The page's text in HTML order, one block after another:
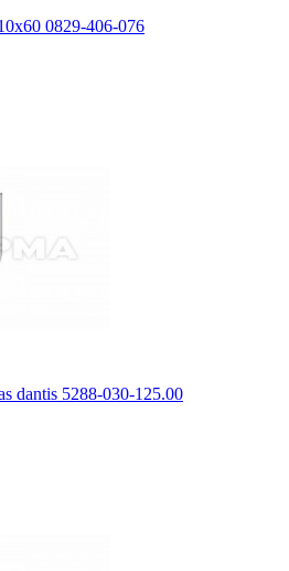
0829-406-076
dantis 5288-030-125.00